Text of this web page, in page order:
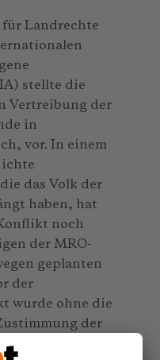
Landrechte
stellte die
Vertreibung der
in
vor. In einem
das Volk der
haben, hat
noch
der MRO-
geplanten
der
wurde ohne die
der